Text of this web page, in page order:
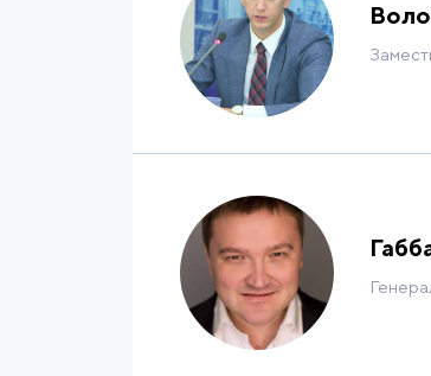
2014 г. –
Повышение
эффективности
деятельность:
развития РФ.